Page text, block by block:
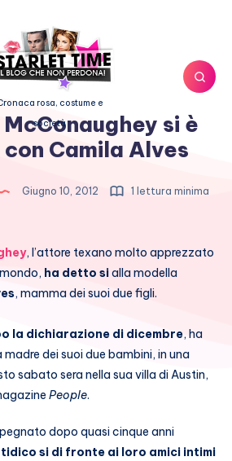
rosa, costume e
società
si è
Camila Alves
Giugno 10, 2012 1 lettura minima
, l’attore texano molto apprezzato
ha detto sialla modella
, mamma dei suoi due figli.
la dichiarazione di dicembre, ha
dei suoi due bambini, in una
sabato sera nella sua villa di Austin,
People.
dopo quasi cinque anni
si di fronte ai loro amici intimi